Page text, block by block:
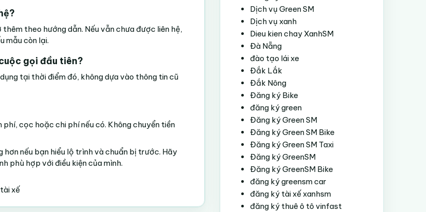
theo hướng dẫn. Nếu vẫn chưa được liên hệ,
mẫu còn lại.
gọi đầu tiên?
tại thời điểm đó, không dựa vào thông tin cũ
cọc hoặc chi phí nếu có. Không chuyển tiền
hơn nếu bạn hiểu lộ trình và chuẩn bị trước. Hãy
phù hợp với điều kiện của mình.
xế
Dịch vụ Green SM
Dịch vụ xanh
Dieu kien chay XanhSM
Đà Nẵng
đào tạo lái xe
Đắk Lắk
Đắk Nông
Đăng ký Bike
đăng ký green
Đăng ký Green SM
Đăng ký Green SM Bike
Đăng ký Green SM Taxi
Đăng ký GreenSM
Đăng ký GreenSM Bike
đăng ký greensm car
đăng ký tài xế xanhsm
đăng ký thuê ô tô vinfast